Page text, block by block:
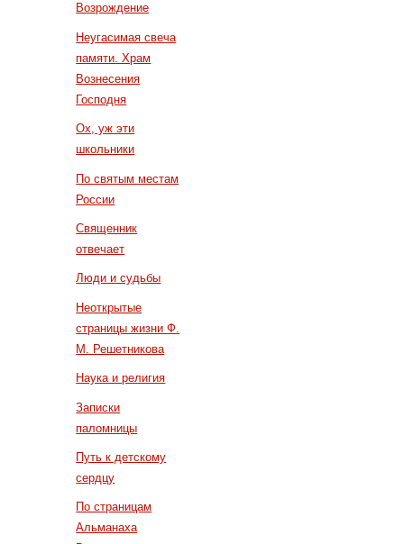
Возрождение
Неугасимая свеча
памяти. Храм
Вознесения
Господня
Ох, уж эти
школьники
По святым местам
России
Священник
отвечает
Люди и судьбы
Неоткрытые
страницы жизни Ф.
М. Решетникова
Наука и религия
Записки
паломницы
Путь к детскому
сердцу
По страницам
Альманаха